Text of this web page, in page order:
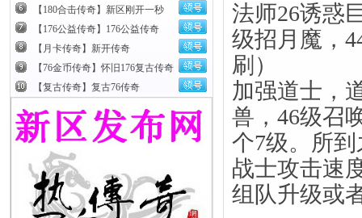
【180合击传奇】新区刚开一秒
【176公益传奇】176公益传奇
【月卡传奇】新开传奇
【76金币传奇】怀旧176复古传奇
【复古传奇】复古76传奇
法师26诱惑
级招月魔，
刷）
加强道士，
兽，46级召
个7级。所
战士攻击速
组队升级或